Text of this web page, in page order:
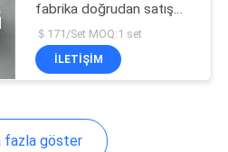
fabrika doğrudan satış
fabrika fiyatı ile kazık
makinesi kova iğneleri
＄171/Set MOQ:1 set
İLETIŞIM
fazla göster